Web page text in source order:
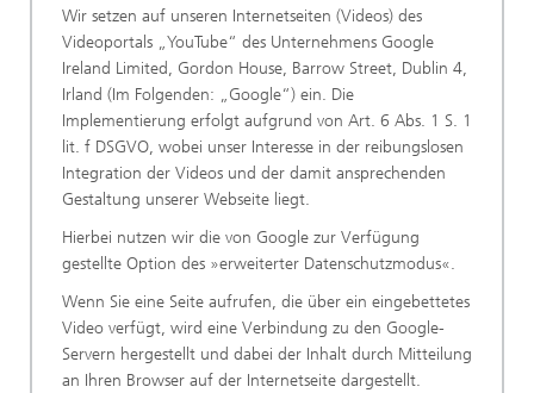
Wir setzen auf unseren Internetseiten (Videos) des
Videoportals „YouTube“ des Unternehmens Google
Ireland Limited, Gordon House, Barrow Street, Dublin 4,
Irland (Im Folgenden: „Google“) ein. Die
Implementierung erfolgt aufgrund von Art. 6 Abs. 1 S. 1
lit. f DSGVO, wobei unser Interesse in der reibungslosen
Integration der Videos und der damit ansprechenden
Gestaltung unserer Webseite liegt.
Hierbei nutzen wir die von Google zur Verfügung
gestellte Option des »erweiterter Datenschutzmodus«.
Wenn Sie eine Seite aufrufen, die über ein eingebettetes
Video verfügt, wird eine Verbindung zu den Google-
Servern hergestellt und dabei der Inhalt durch Mitteilung
an Ihren Browser auf der Internetseite dargestellt.